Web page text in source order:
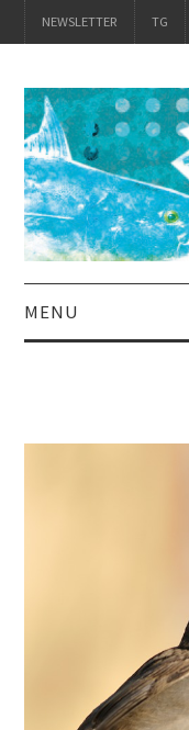
NEWSLETTER TG
MENU
CONTATTI